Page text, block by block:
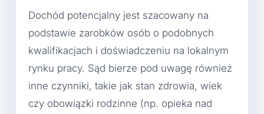
Dochód potencjalny jest szacowany na
podstawie zarobków osób o podobnych
kwalifikacjach i doświadczeniu na lokalnym
rynku pracy. Sąd bierze pod uwagę również
inne czynniki, takie jak stan zdrowia, wiek
czy obowiązki rodzinne (np. opieka nad